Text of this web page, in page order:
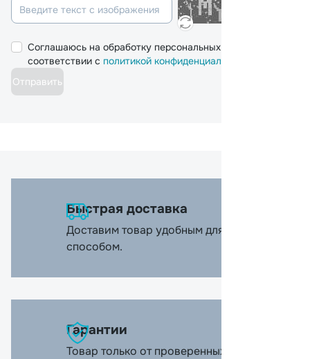
Соглашаюсь на обработку персональных данных в
соответствии с политикой конфиденциальности
Отправить
Быстрая доставка
Доставим товар удобным для вас
способом.
Гарантии
Товар только от проверенных